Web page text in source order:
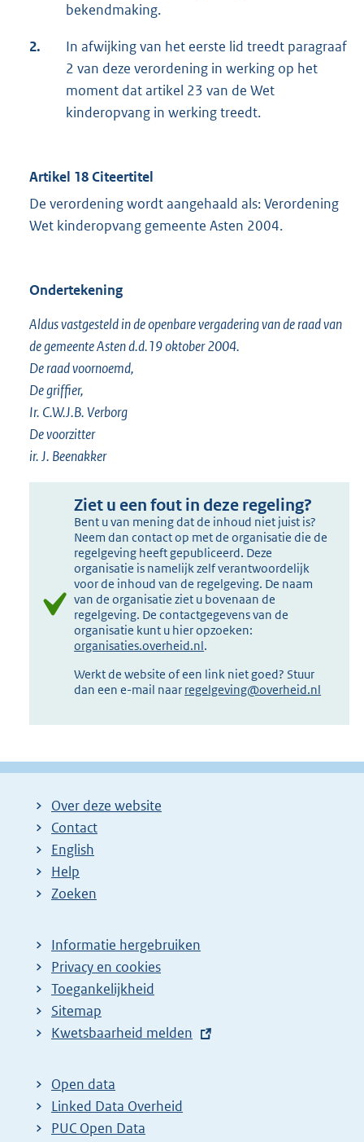
bekendmaking.
2.
In afwijking van het eerste lid treedt paragraaf
2 van deze verordening in werking op het
moment dat artikel 23 van de Wet
kinderopvang in werking treedt.
Artikel 18 Citeertitel
De verordening wordt aangehaald als: Verordening
Wet kinderopvang gemeente Asten 2004.
Ondertekening
Aldus vastgesteld in de openbare vergadering van de raad van
de gemeente Asten d.d.19 oktober 2004.
De raad voornoemd,
De griffier,
Ir. C.W.J.B. Verborg
De voorzitter
ir. J. Beenakker
Ziet u een fout in deze regeling?
Bent u van mening dat de inhoud niet juist is?
Neem dan contact op met de organisatie die de
regelgeving heeft gepubliceerd. Deze
organisatie is namelijk zelf verantwoordelijk
voor de inhoud van de regelgeving. De naam
van de organisatie ziet u bovenaan de
regelgeving. De contactgegevens van de
organisatie kunt u hier opzoeken:
organisaties.overheid.nl.
Werkt de website of een link niet goed? Stuur
dan een e-mail naar regelgeving@overheid.nl
Over deze website
Contact
English
Help
Zoeken
Informatie hergebruiken
Privacy en cookies
Toegankelijkheid
Sitemap
E
t
e
r
Kwetsbaarheid melden
Open data
Linked Data Overheid
PUC Open Data